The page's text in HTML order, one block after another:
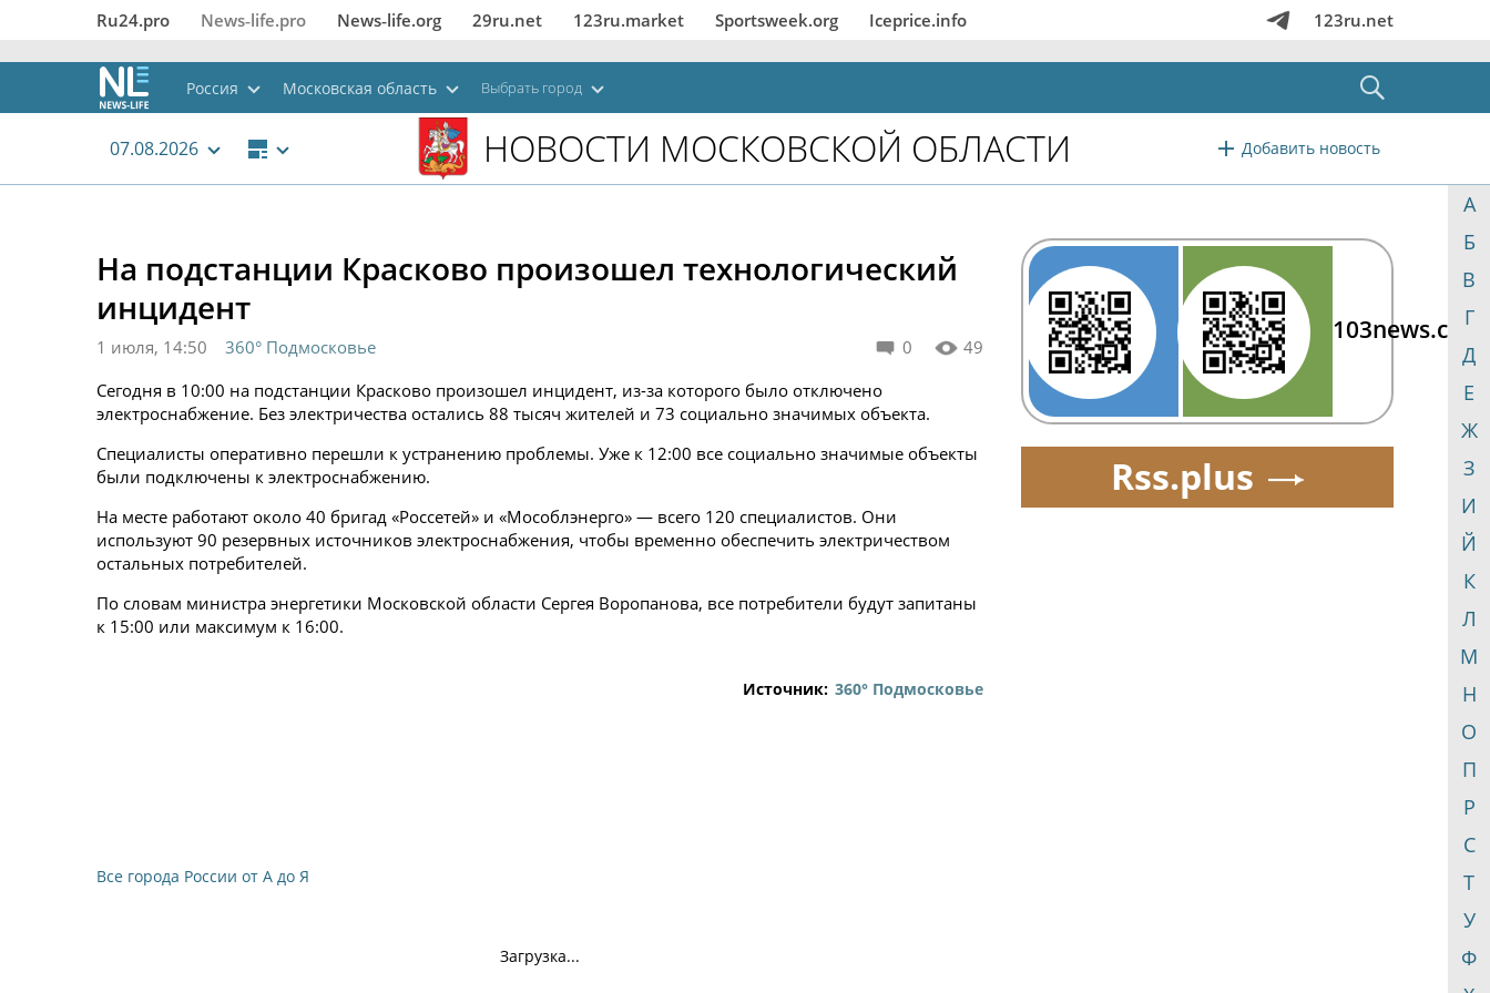
Ru24.pro News‑life.pro News‑life.org 29ru.net 123ru.market Sportsweek.org Iceprice.info 123ru.net
Россия Московская область Выбрать город
07.08.2026 НОВОСТИ МОСКОВСКОЙ ОБЛАСТИ Добавить новость
А
Б
В
Г
Д
Е
Ж
З
И
Й
К
Л
М
Н
О
П
Р
С
Т
У
Ф
На подстанции Красково произошел технологический
инцидент
0 49
1 июля, 14:50
360° Подмосковье
Сегодня в 10:00 на подстанции Красково произошел инцидент, из-за которого было отключено
электроснабжение. Без электричества остались 88 тысяч жителей и 73 социально значимых объекта.
Специалисты оперативно перешли к устранению проблемы. Уже к 12:00 все социально значимые объекты
были подключены к электроснабжению.
На месте работают около 40 бригад «Россетей» и «Мособлэнерго» — всего 120 специалистов. Они
используют 90 резервных источников электроснабжения, чтобы временно обеспечить электричеством
остальных потребителей.
По словам министра энергетики Московской области Сергея Воропанова, все потребители будут запитаны
к 15:00 или максимум к 16:00.
Источник: 360° Подмосковье
Все города России от А до Я
Загрузка...
103news.com
Rss.plus